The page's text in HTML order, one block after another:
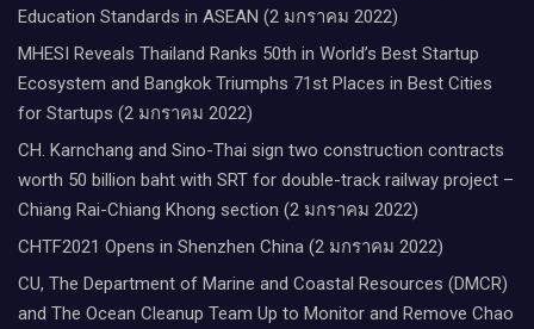
Education Standards in ASEAN (2 มกราคม 2022)
MHESI Reveals Thailand Ranks 50th in World’s Best Startup
Ecosystem and Bangkok Triumphs 71st Places in Best Cities
for Startups (2 มกราคม 2022)
CH. Karnchang and Sino-Thai sign two construction contracts
worth 50 billion baht with SRT for double-track railway project –
Chiang Rai-Chiang Khong section (2 มกราคม 2022)
CHTF2021 Opens in Shenzhen China (2 มกราคม 2022)
CU, The Department of Marine and Coastal Resources (DMCR)
and The Ocean Cleanup Team Up to Monitor and Remove Chao